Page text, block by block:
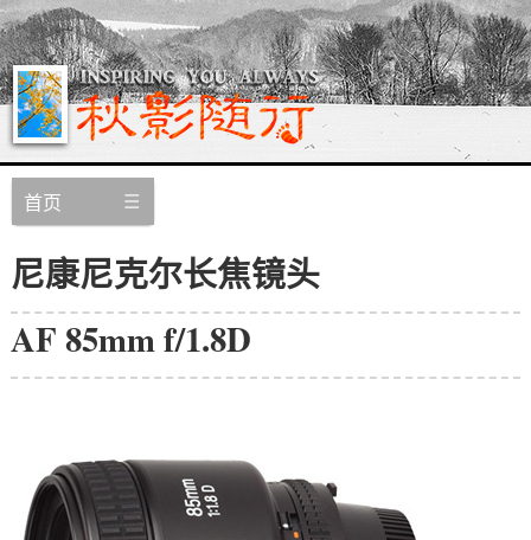
首页
尼康尼克尔长焦镜头
AF 85mm f/1.8D